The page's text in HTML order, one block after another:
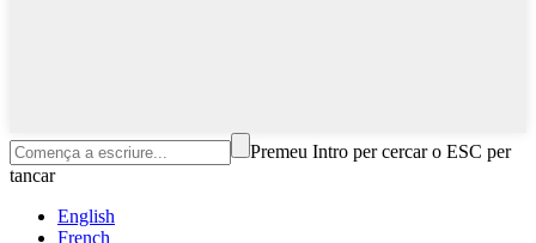
Premeu Intro per cercar o ESC per
tancar
English
French